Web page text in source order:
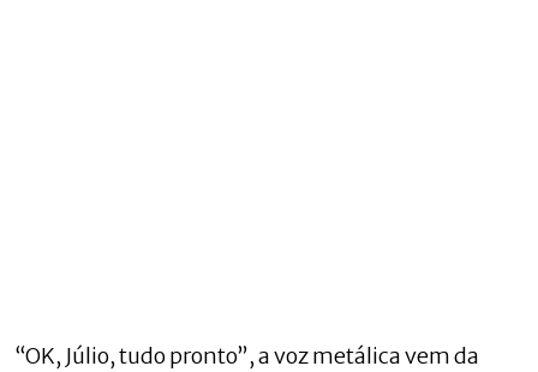
“OK, Júlio, tudo pronto”, a voz metálica vem da